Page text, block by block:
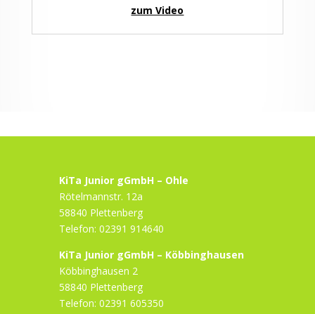
zum Video
KiTa Junior gGmbH – Ohle
Rötelmannstr. 12a
58840 Plettenberg
Telefon: 02391 914640
KiTa Junior gGmbH – Köbbinghausen
Köbbinghausen 2
58840 Plettenberg
Telefon: 02391 605350